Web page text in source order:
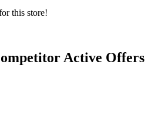
this store!
Active Offers